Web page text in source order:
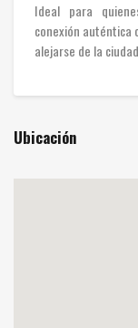
Ideal para
conexión auténtica
alejarse de la
Ubicación